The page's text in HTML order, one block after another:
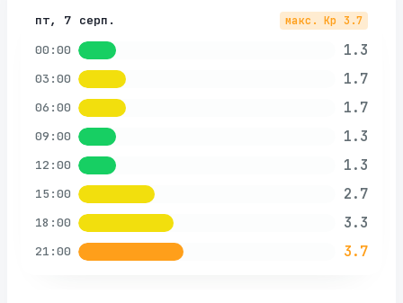
пт, 7 серп. макс. Kp 3.7
00:00 1.3
03:00 1.7
06:00 1.7
09:00 1.3
12:00 1.3
15:00 2.7
18:00 3.3
21:00 3.7